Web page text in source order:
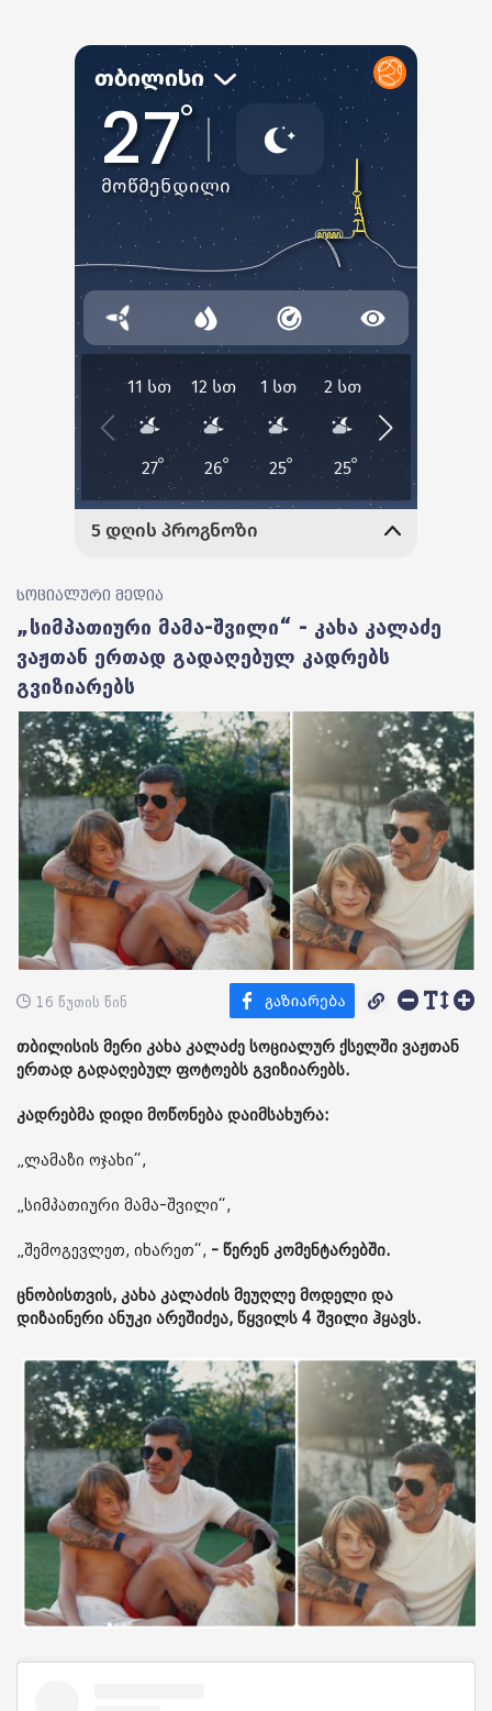
სოციალური მედია
„სიმპათიური მამა-შვილი“ - კახა კალაძე
ვაჟთან ერთად გადაღებულ კადრებს
გვიზიარებს
16 წუთის წინ
თბილისის მერი კახა კალაძე სოციალურ ქსელში ვაჟთან
ერთად გადაღებულ ფოტოებს გვიზიარებს.
კადრებმა დიდი მოწონება დაიმსახურა:
„ლამაზი ოჯახი“,
„სიმპათიური მამა-შვილი“,
„შემოგევლეთ, იხარეთ“, - წერენ კომენტარებში.
ცნობისთვის, კახა კალაძის მეუღლე მოდელი და
დიზაინერი ანუკი არეშიძეა, წყვილს 4 შვილი ჰყავს.